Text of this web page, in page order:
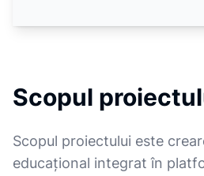
Scopul
Scopul proiectului este
educațional integrat în